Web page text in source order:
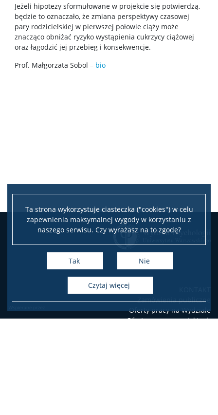
Ta strona wykorzystuje ciasteczka ("cookies") w celu
zapewnienia maksymalnej wygody w korzystaniu z
naszego serwisu. Czy wyrażasz na to zgodę?
Tak Nie
czytaj więcej
Laboratoria wydziałowe
Centrum Diagnozy i Terapii
MultiLab
Laboratorium Psychofizjologii
Projekty badawcze
Zespoły badawcze
Jeżeli hipotezy sformułowane w projekcie się potwierdzą,
będzie to oznaczało, że zmiana perspektywy czasowej
pary rodzicielskiej w pierwszej połowie ciąży może
znacząco obniżać ryzyko wystąpienia cukrzycy ciążowej
oraz łagodzić jej przebieg i konsekwencje.
Prof. Małgorzata Sobol – bio
Zamówienia publiczne
Oferty pracy na Wydziale
Oferty pracy w projektach